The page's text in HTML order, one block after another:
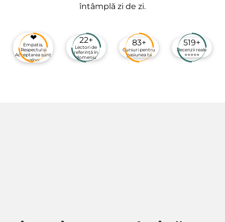
întâmplă zi de zi.
❤
Empatia,
Respectul și
Acceptarea sunt
valori
22+
Lectori de
referință în
domeniu
83+
Cursuri pentru
pasiunea ta
519+
Recenzii reale
⭐️⭐️⭐️⭐️⭐️